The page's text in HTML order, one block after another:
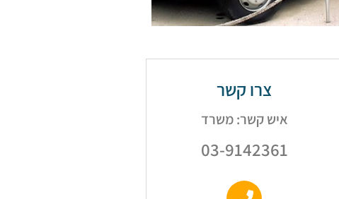
צרו קשר
איש קשר: משרד
03-9142361